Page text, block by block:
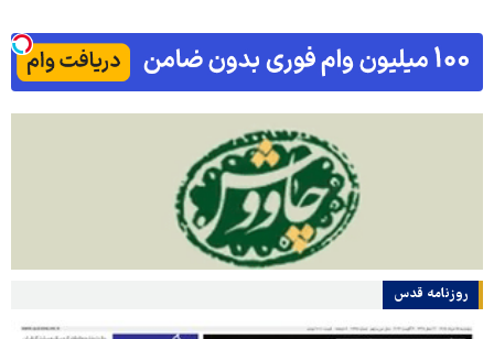
روزنامه قدس